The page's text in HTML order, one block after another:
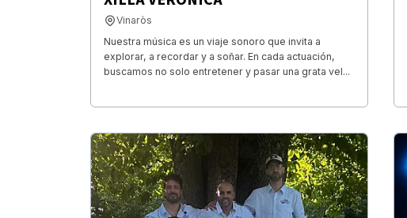
Vinaròs
Nuestra música es un viaje sonoro que invita a
explorar, a recordar y a soñar. En cada actuación,
buscamos no solo entretener y pasar una grata vel...